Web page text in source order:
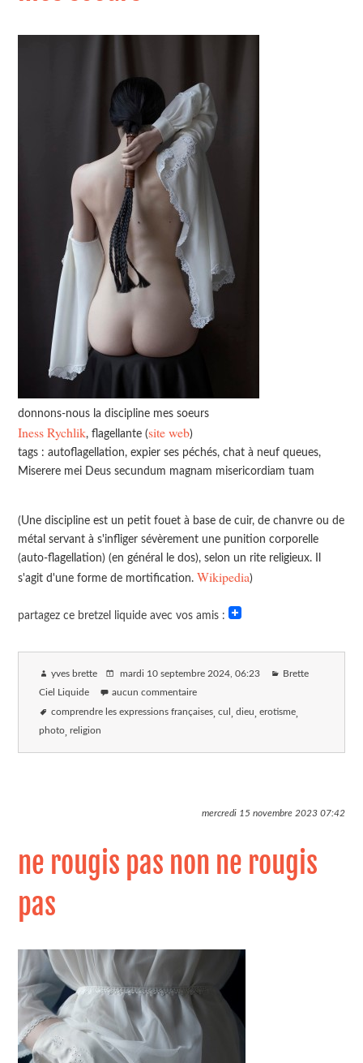
donnons-nous la discipline mes soeurs
Iness Rychlik, flagellante (site web)
tags : autoflagellation, expier ses péchés, chat à neuf queues,
Miserere mei Deus secundum magnam misericordiam tuam
(Une discipline est un petit fouet à base de cuir, de chanvre ou de
métal servant à s'infliger sévèrement une punition corporelle
(auto-flagellation) (en général le dos), selon un rite religieux. Il
s'agit d'une forme de mortification.Wikipedia)
partagez ce bretzel liquide avec vos amis :
yves brette mardi 10 septembre 2024 , 06:23 Brette
Ciel Liquide aucun commentaire
comprendre les expressions françaises cul dieu erotisme
photo religion
mercredi 15 novembre 202307:42
ne rougis pas non ne rougis
pas